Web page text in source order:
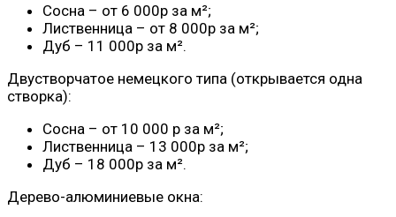
Сосна – от 6 000р за м²;
Лиственница – от 8 000р за м²;
Дуб – 11 000р за м².
Двустворчатое немецкого типа (открывается одна
створка):
Сосна – от 10 000 р за м²;
Лиственница – 13 000р за м²;
Дуб – 18 000р за м².
Дерево-алюминиевые окна: